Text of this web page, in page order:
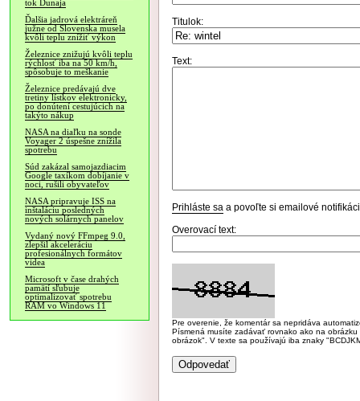
tok Dunaja
Ďalšia jadrová elektráreň
južne od Slovenska musela
kvôli teplu znížiť výkon
Železnice znižujú kvôli teplu
rýchlosť iba na 50 km/h,
spôsobuje to meškanie
Železnice predávajú dve
tretiny lístkov elektronicky,
po donútení cestujúcich na
takýto nákup
NASA na diaľku na sonde
Voyager 2 úspešne znížila
spotrebu
Súd zakázal samojazdiacim
Google taxíkom dobíjanie v
noci, rušili obyvateľov
NASA pripravuje ISS na
inštaláciu posledných
nových solárnych panelov
Vydaný nový FFmpeg 9.0,
zlepšil akceleráciu
profesionálnych formátov
videa
Microsoft v čase drahých
pamätí sľubuje
optimalizovať spotrebu
RAM vo Windows 11
Titulok:
Text:
Prihláste sa a povoľte si emailové
Overovací text:
Pre overenie, že komentár sa nepridáva
Písmená musíte zadávať rovnako ako na
obrázok". V texte sa používajú iba znaky